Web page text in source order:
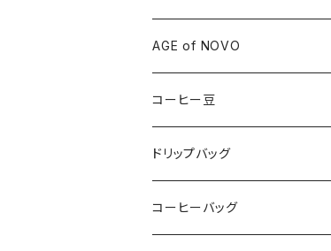
AGE of NOVO
コーヒー豆
150g
アフリカ
300g
ドリップバッグ
アフリカ
コーヒーバッグ